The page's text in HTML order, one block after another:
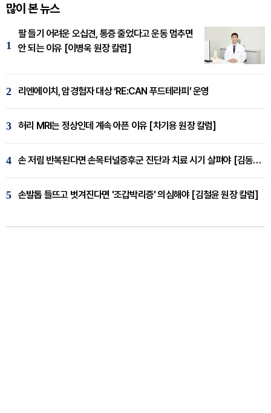
많이 본 뉴스
1
팔 들기 어려운 오십견, 통증 줄었다고 운동 멈추면
안 되는 이유 [이병욱 원장 칼럼]
2 리엔에이치, 암경험자 대상 ‘RE:CAN 푸드테라피’ 운영
3 허리 MRI는 정상인데 계속 아픈 이유 [차기용 원장 칼럼]
4 손 저림 반복된다면 손목터널증후군 진단과 치료 시기 살펴야 [김동현 원장 칼럼]
5 손발톱 들뜨고 벗겨진다면 '조갑박리증' 의심해야 [김철윤 원장 칼럼]